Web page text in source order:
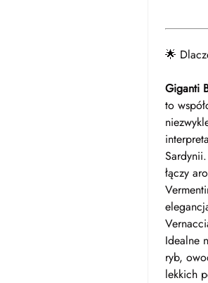
🌟
Giganti
to
łączy
Idealne
ryb,
lekkich